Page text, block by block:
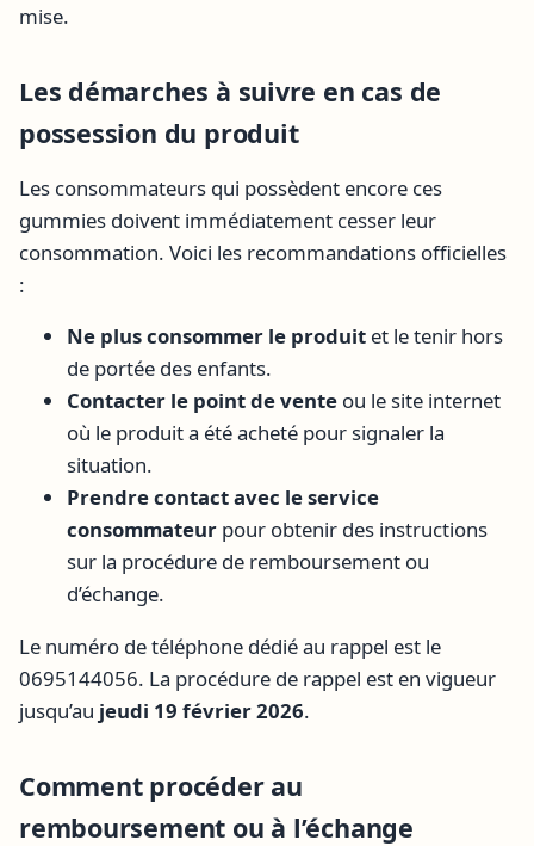
mise.
Les démarches à suivre en cas de
possession du produit
Les consommateurs qui possèdent encore ces
gummies doivent immédiatement cesser leur
consommation. Voici les recommandations officielles
:
Ne plus consommer le produit et le tenir hors
de portée des enfants.
Contacter le point de vente ou le site internet
où le produit a été acheté pour signaler la
situation.
Prendre contact avec le service
consommateur pour obtenir des instructions
sur la procédure de remboursement ou
d’échange.
Le numéro de téléphone dédié au rappel est le
0695144056. La procédure de rappel est en vigueur
jusqu’au jeudi 19 février 2026.
Comment procéder au
remboursement ou à l’échange